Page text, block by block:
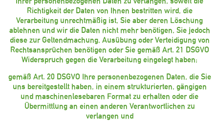
Richtigkeit der Daten von Ihnen bestritten wird, die
Verarbeitung unrechtmäßig ist, Sie aber deren Löschung
ablehnen und wir die Daten nicht mehr benötigen, Sie jedoch
diese zur Geltendmachung, Ausübung oder Verteidigung von
Rechtsansprüchen benötigen oder Sie gemäß Art. 21 DSGVO
Widerspruch gegen die Verarbeitung eingelegt haben;
gemäß Art. 20 DSGVO Ihre personenbezogenen Daten, die Sie
uns bereitgestellt haben, in einem strukturierten, gängigen
und maschinenlesebaren Format zu erhalten oder die
Übermittlung an einen anderen Verantwortlichen zu
verlangen und